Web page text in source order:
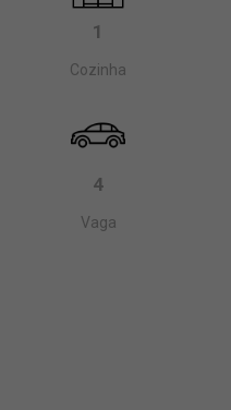
1
Cozinha
4
Vaga